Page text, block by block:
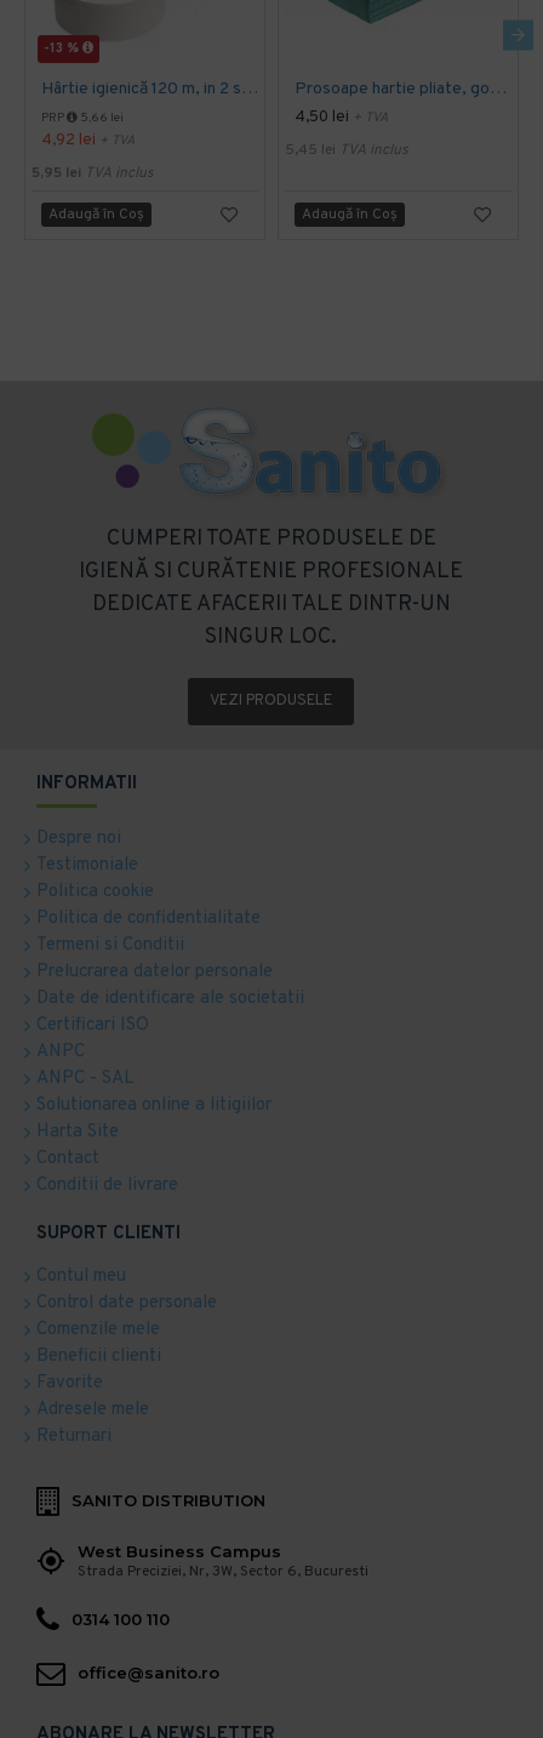
-13 %
Hârtie igienică 120 m, in 2 straturi, extra albă, Mini Jumbo, AQAS
PRP 5,66 lei
4,92 lei + TVA
5,95 lei TVA inclus
Adaugă în Coş
Prosoape hartie pliate, gofrate, verzi, 25 x 23 cm, V fold, 1 strat, AQAS, 250 buc/pachet
4,50 lei + TVA
5,45 lei TVA inclus
Adaugă în Coş
CUMPERI TOATE PRODUSELE DE
IGIENĂ SI CURĂTENIE PROFESIONALE
DEDICATE AFACERII TALE DINTR-UN
SINGUR LOC.
VEZI PRODUSELE
INFORMATII
Despre noi
Testimoniale
Politica cookie
Politica de confidentialitate
Termeni si Conditii
Prelucrarea datelor personale
Date de identificare ale societatii
Certificari ISO
ANPC
ANPC - SAL
Solutionarea online a litigiilor
Harta Site
Contact
Conditii de livrare
SUPORT CLIENTI
Contul meu
Control date personale
Comenzile mele
Beneficii clienti
Favorite
Adresele mele
Returnari
SANITO DISTRIBUTION
West Business Campus
Strada Preciziei, Nr, 3W, Sector 6, Bucuresti
0314 100 110
office@sanito.ro